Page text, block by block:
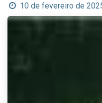
10 de fevereiro de